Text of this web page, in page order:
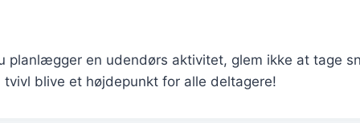
planlægger en udendørs aktivitet, glem ikke at tage
tvivl blive et højdepunkt for alle deltagere!